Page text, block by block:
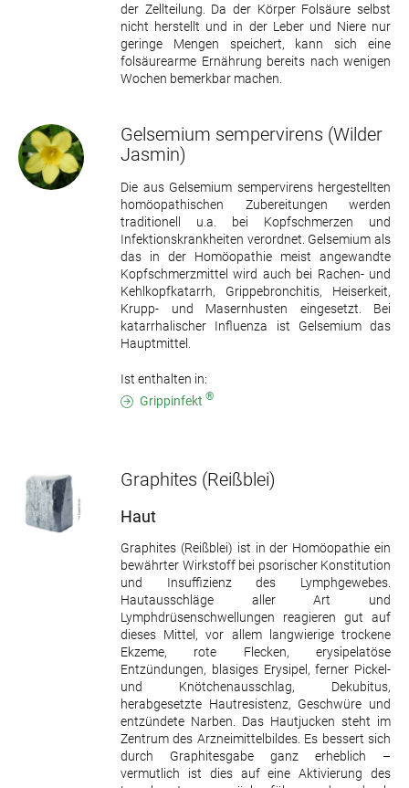
der Zellteilung. Da der Körper Folsäure selbst
nicht herstellt und in der Leber und Niere nur
geringe Mengen speichert, kann sich eine
folsäurearme Ernährung bereits nach wenigen
Wochen bemerkbar machen.
Gelsemium sempervirens (Wilder
Jasmin)
Die aus Gelsemium sempervirens hergestellten
homöopathischen Zubereitungen werden
traditionell u.a. bei Kopfschmerzen und
Infektionskrankheiten verordnet. Gelsemium als
das in der Homöopathie meist angewandte
Kopfschmerzmittel wird auch bei Rachen- und
Kehlkopfkatarrh, Grippebronchitis, Heiserkeit,
Krupp- und Masernhusten eingesetzt. Bei
katarrhalischer Influenza ist Gelsemium das
Hauptmittel.
Ist enthalten in:
Grippinfekt ®
Graphites (Reißblei)
Haut
Graphites (Reißblei) ist in der Homöopathie ein
bewährter Wirkstoff bei psorischer Konstitution
und Insuffizienz des Lymphgewebes.
Hautausschläge aller Art und
Lymphdrüsenschwellungen reagieren gut auf
dieses Mittel, vor allem langwierige trockene
Ekzeme, rote Flecken, erysipelatöse
Entzündungen, blasiges Erysipel, ferner Pickel-
und Knötchenausschlag, Dekubitus,
herabgesetzte Hautresistenz, Geschwüre und
entzündete Narben. Das Hautjucken steht im
Zentrum des Arzneimittelbildes. Es bessert sich
durch Graphitesgabe ganz erheblich –
vermutlich ist dies auf eine Aktivierung des